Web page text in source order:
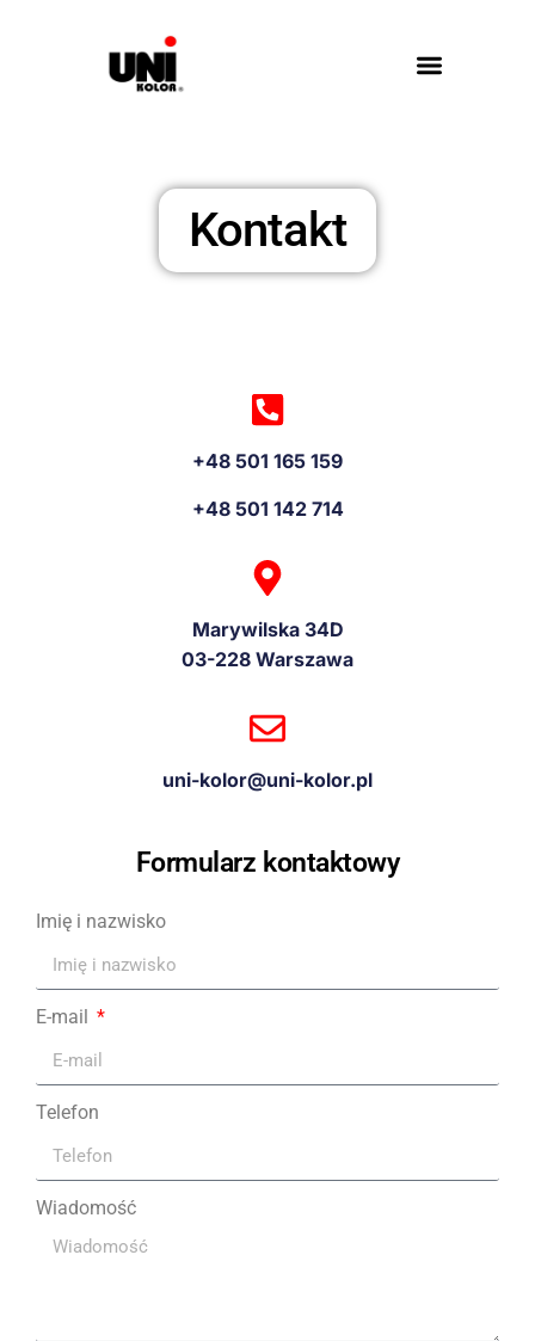
Kontakt
+48 501 165 159
+48 501 142 714
Marywilska 34D
03-228 Warszawa
uni-kolor@uni-kolor.pl
Formularz kontaktowy
Imię i nazwisko
E-mail
Telefon
Wiadomość